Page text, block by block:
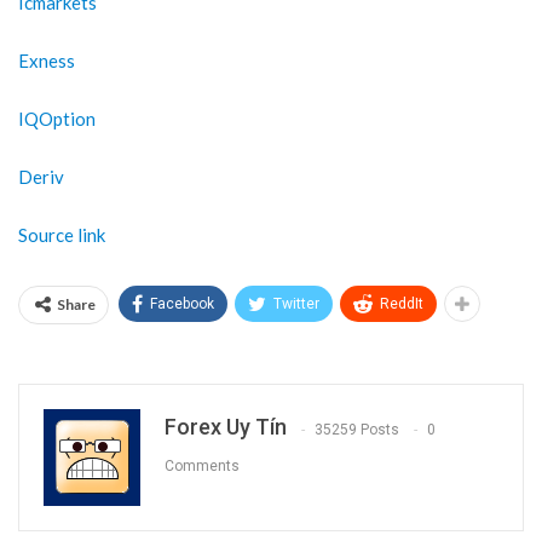
Ông Kooths tại Viện Kiehl cho biết, điều đó “làm cho vấn đề về sự
so với các quốc gia khác cũng đang thực hiện quá trình khử
bệnh của châu Âu” vào năm 1998, cho rằng làn sóng bi quan hiện
Nước Đức đang ở vị thế mạnh hơn nhiều so với thời điểm đó –
[kinh tế] trở nên dễ dàng hơn nhiều”.
Ông Schmieding viết: Chính phủ cũng đang thực hiện các bước
cần thiết để cải cách luật nhập cư nhằm giúp giải quyết tình trạng